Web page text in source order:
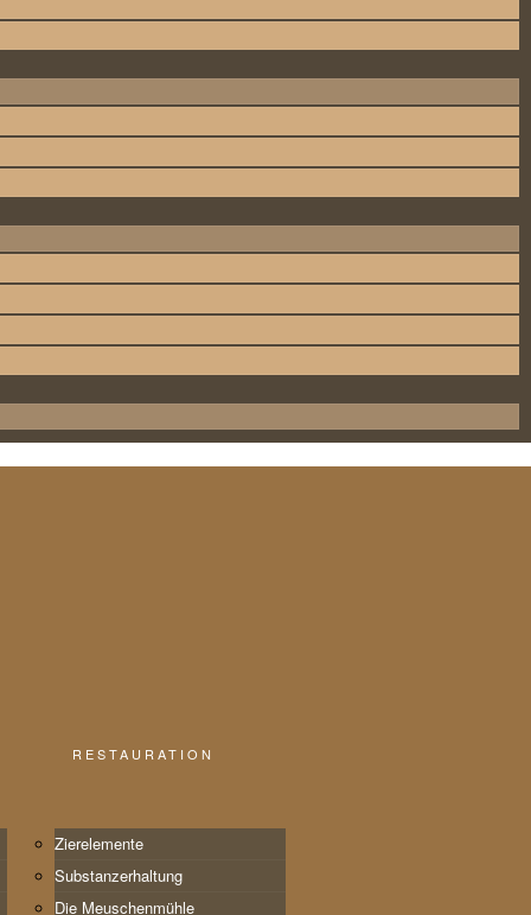
RESTAURATION
Zierelemente
Substanzerhaltung
Die Meuschenmühle